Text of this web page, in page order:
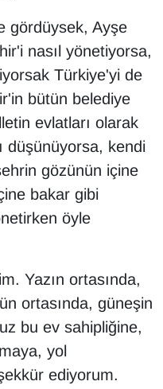
gördüysek, Ayşe
nasıl yönetiyorsa,
Türkiye'yi de
bütün belediye
evlatları olarak
düşünüyorsa, kendi
gözünün içine
bakar gibi
öyle
Yazın ortasında,
ortasında, güneşin
bu ev sahipliğine,
yol
ediyorum.